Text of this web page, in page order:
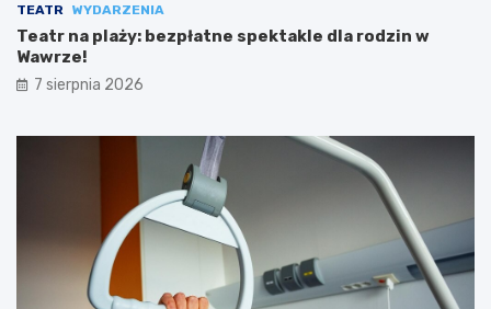
TEATR WYDARZENIA
Teatr na plaży: bezpłatne spektakle dla rodzin w
Wawrze!
7 sierpnia 2026